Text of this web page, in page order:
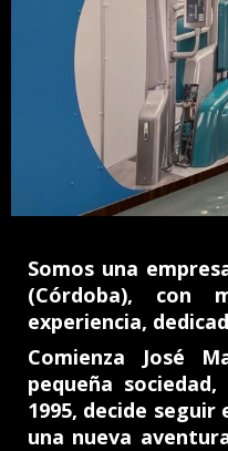
Somos una
(Córdoba), con
experiencia,
Comienza José
pequeña
1995, decide
una nueva